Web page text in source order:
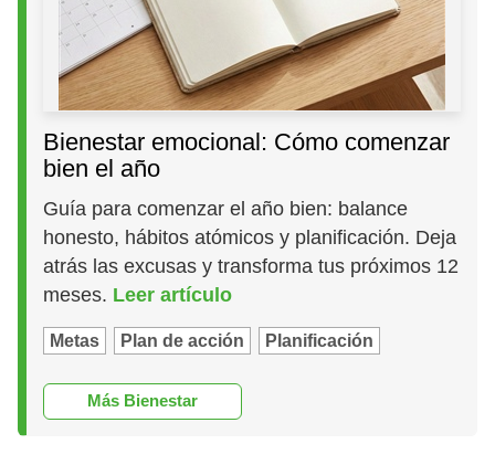
Bienestar emocional: Cómo comenzar
bien el año
Guía para comenzar el año bien: balance
honesto, hábitos atómicos y planificación. Deja
atrás las excusas y transforma tus próximos 12
meses. Leer artículo
Metas Plan de acción Planificación
Más Bienestar